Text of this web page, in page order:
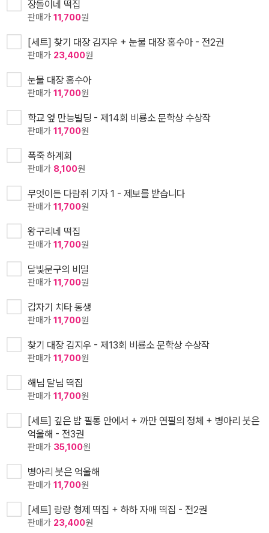
장돌이네 떡집
판매가 11,700원
[세트] 찾기 대장 김지우 + 눈물 대장 홍수아 - 전2권
판매가 23,400원
눈물 대장 홍수아
판매가 11,700원
학교 옆 만능빌딩 - 제14회 비룡소 문학상 수상작
판매가 11,700원
폭죽 하계회
판매가 8,100원
무엇이든 다람쥐 기자 1 - 제보를 받습니다
판매가 11,700원
왕구리네 떡집
판매가 11,700원
달빛문구의 비밀
판매가 11,700원
갑자기 치타 동생
판매가 11,700원
찾기 대장 김지우 - 제13회 비룡소 문학상 수상작
판매가 11,700원
해님 달님 떡집
판매가 11,700원
[세트] 깊은 밤 필통 안에서 + 까만 연필의 정체 + 병아리 붓은
억울해 - 전3권
판매가 35,100원
병아리 붓은 억울해
판매가 11,700원
[세트] 랑랑 형제 떡집 + 하하 자매 떡집 - 전2권
판매가 23,400원